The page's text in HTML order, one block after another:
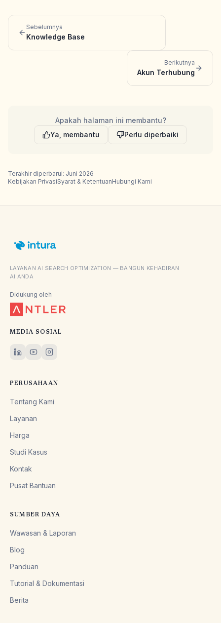
Sebelumnya
Knowledge Base
Berikutnya
Akun Terhubung
Apakah halaman ini membantu?
Ya, membantu
Perlu diperbaiki
Terakhir diperbarui: Juni 2026
Kebijakan PrivasiSyarat & KetentuanHubungi Kami
LAYANAN AI SEARCH OPTIMIZATION — BANGUN KEHADIRAN
AI ANDA
Didukung oleh
MEDIA SOSIAL
PERUSAHAAN
Tentang Kami
Layanan
Harga
Studi Kasus
Kontak
Pusat Bantuan
SUMBER DAYA
Wawasan & Laporan
Blog
Panduan
Tutorial & Dokumentasi
Berita